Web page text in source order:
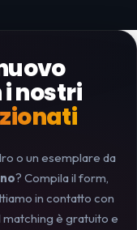
nostri
o un esemplare da
? Compila il form,
in contatto con
matching è gratuito e